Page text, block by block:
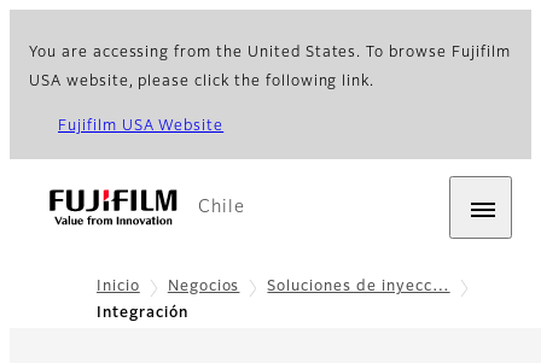
You are accessing from the United States. To browse Fujifilm
USA website, please click the following link.
Fujifilm USA Website
Chile
Inicio Negocios
Soluciones de inyecc…
Integración